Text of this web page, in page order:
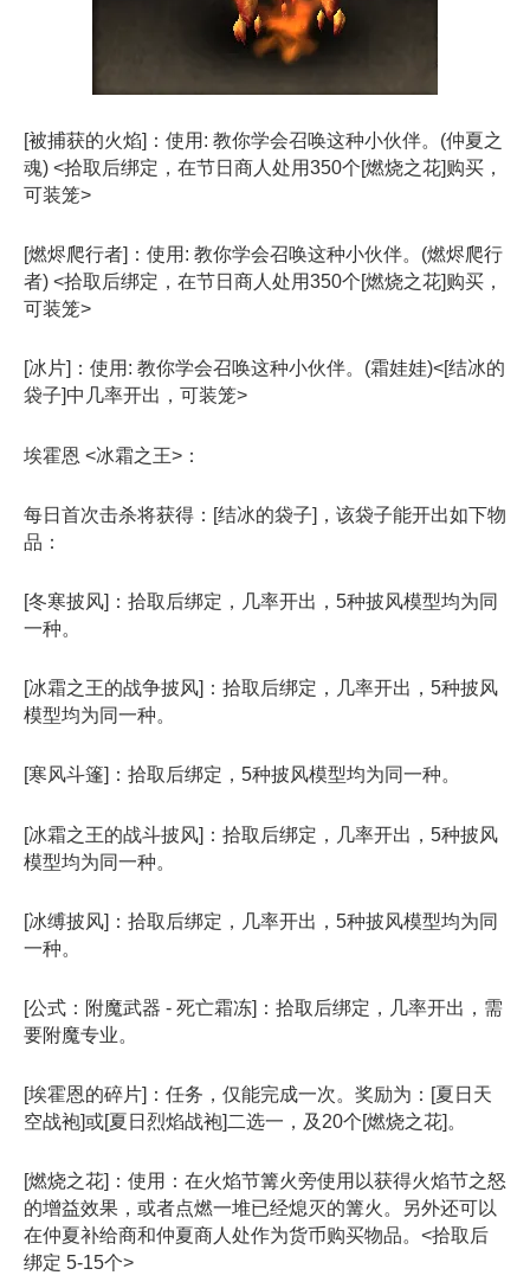
[被捕获的火焰]：使用: 教你学会召唤这种小伙伴。(仲夏之
魂) <拾取后绑定，在节日商人处用350个[燃烧之花]购买，
可装笼>
[燃烬爬行者]：使用: 教你学会召唤这种小伙伴。(燃烬爬行
者) <拾取后绑定，在节日商人处用350个[燃烧之花]购买，
可装笼>
[冰片]：使用: 教你学会召唤这种小伙伴。(霜娃娃)<[结冰的
袋子]中几率开出，可装笼>
埃霍恩 <冰霜之王>：
每日首次击杀将获得：[结冰的袋子]，该袋子能开出如下物
品：
[冬寒披风]：拾取后绑定，几率开出，5种披风模型均为同
一种。
[冰霜之王的战争披风]：拾取后绑定，几率开出，5种披风
模型均为同一种。
[寒风斗篷]：拾取后绑定，5种披风模型均为同一种。
[冰霜之王的战斗披风]：拾取后绑定，几率开出，5种披风
模型均为同一种。
[冰缚披风]：拾取后绑定，几率开出，5种披风模型均为同
一种。
[公式：附魔武器 - 死亡霜冻]：拾取后绑定，几率开出，需
要附魔专业。
[埃霍恩的碎片]：任务，仅能完成一次。奖励为：[夏日天
空战袍]或[夏日烈焰战袍]二选一，及20个[燃烧之花]。
[燃烧之花]：使用：在火焰节篝火旁使用以获得火焰节之怒
的增益效果，或者点燃一堆已经熄灭的篝火。另外还可以
在仲夏补给商和仲夏商人处作为货币购买物品。<拾取后
绑定 5-15个>